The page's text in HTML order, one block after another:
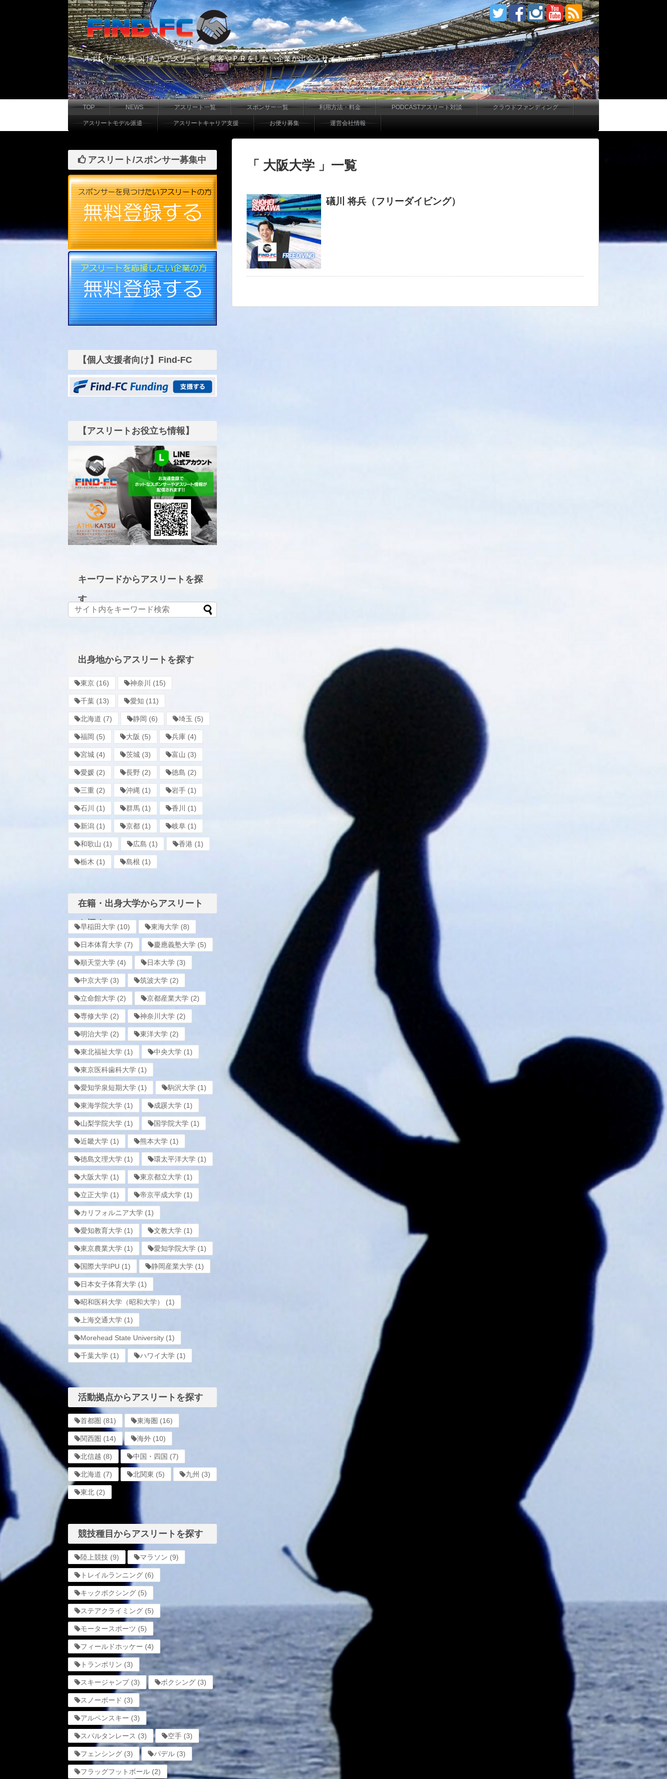
スポンサーを見つけたいアスリートと集客やＰＲをしたい企業が出会うサイト
TOP NEWS アスリート一覧 スポンサー一覧 利用方法・料金 PODCASTアスリート対談 クラウドファンディング
アスリートモデル派遣 アスリートキャリア支援 お便り募集 運営会社情報
「 大阪大学 」一覧
礒川 将兵（フリーダイビング）
アスリート/スポンサー募集中
【個人支援者向け】Find-FC
funding
【アスリートお役立ち情報】
LINE公式アカウント
キーワードからアスリートを探
す
出身地からアスリートを探す
東京 (16) 神奈川 (15)
千葉 (13) 愛知 (11)
北海道 (7) 静岡 (6) 埼玉 (5)
福岡 (5) 大阪 (5) 兵庫 (4)
宮城 (4) 茨城 (3) 富山 (3)
愛媛 (2) 長野 (2) 徳島 (2)
三重 (2) 沖縄 (1) 岩手 (1)
石川 (1) 群馬 (1) 香川 (1)
新潟 (1) 京都 (1) 岐阜 (1)
和歌山 (1) 広島 (1) 香港 (1)
栃木 (1) 島根 (1)
在籍・出身大学からアスリート
を探す
早稲田大学 (10) 東海大学 (8)
日本体育大学 (7) 慶應義塾大学 (5)
順天堂大学 (4) 日本大学 (3)
中京大学 (3) 筑波大学 (2)
立命館大学 (2) 京都産業大学 (2)
専修大学 (2) 神奈川大学 (2)
明治大学 (2) 東洋大学 (2)
東北福祉大学 (1) 中央大学 (1)
東京医科歯科大学 (1)
愛知学泉短期大学 (1) 駒沢大学 (1)
東海学院大学 (1) 成蹊大学 (1)
山梨学院大学 (1) 国学院大学 (1)
近畿大学 (1) 熊本大学 (1)
徳島文理大学 (1) 環太平洋大学 (1)
大阪大学 (1) 東京都立大学 (1)
立正大学 (1) 帝京平成大学 (1)
カリフォルニア大学 (1)
愛知教育大学 (1) 文教大学 (1)
東京農業大学 (1) 愛知学院大学 (1)
国際大学IPU (1) 静岡産業大学 (1)
日本女子体育大学 (1)
昭和医科大学（昭和大学） (1)
上海交通大学 (1)
Morehead State University (1)
千葉大学 (1) ハワイ大学 (1)
活動拠点からアスリートを探す
首都圏 (81) 東海圏 (16)
関西圏 (14) 海外 (10)
北信越 (8) 中国・四国 (7)
北海道 (7) 北関東 (5) 九州 (3)
東北 (2)
競技種目からアスリートを探す
陸上競技 (9) マラソン (9)
トレイルランニング (6)
キックボクシング (5)
ステアクライミング (5)
モータースポーツ (5)
フィールドホッケー (4)
トランポリン (3)
スキージャンプ(3) ボクシング (3)
スノーボード (3)
アルペンスキー (3)
スパルタンレース (3) 空手 (3)
フェンシング (3) パデル (3)
フラッグフットボール (2)